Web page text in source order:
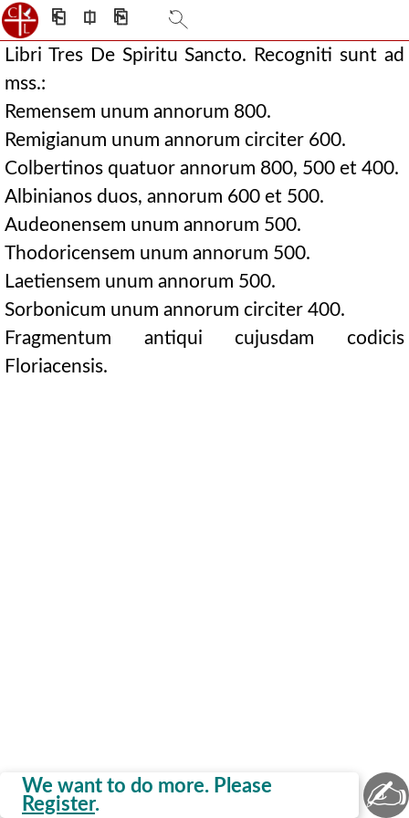
⎗ ⎅ ⎘
Libri Tres De Spiritu Sancto. Recogniti sunt ad
mss.:
Remensem unum annorum 800.
Remigianum unum annorum circiter 600.
Colbertinos quatuor annorum 800, 500 et 400.
Albinianos duos, annorum 600 et 500.
Audeonensem unum annorum 500.
Thodoricensem unum annorum 500.
Laetiensem unum annorum 500.
Sorbonicum unum annorum circiter 400.
Fragmentum antiqui cujusdam codicis
Floriacensis.
We want to do more. Please
Register. ✍